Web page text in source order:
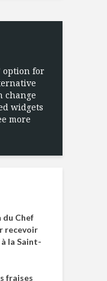
for
change
widgets
more
Chef
recevoir
à la Saint-
fraises